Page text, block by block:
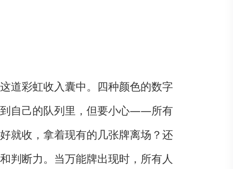
道彩虹收入囊中。四种颜色的数字
自己的队列里，但要小心——所有
就收，拿着现有的几张牌离场？还
判断力。当万能牌出现时，所有人